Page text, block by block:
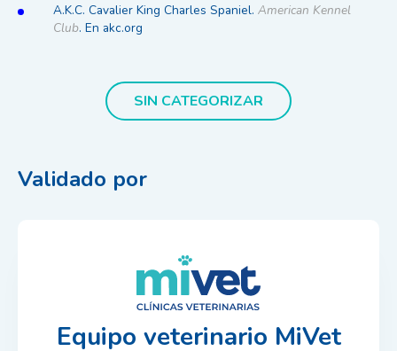
A.K.C. Cavalier King Charles Spaniel. American Kennel
Club. En akc.org
SIN CATEGORIZAR
Validado por
Equipo veterinario MiVet